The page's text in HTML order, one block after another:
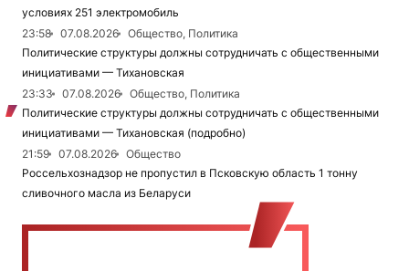
условиях 251 электромобиль
23:58
07.08.2026
Общество, Политика
Политические структуры должны сотрудничать с общественными
инициативами — Тихановская
23:33
07.08.2026
Общество, Политика
Политические структуры должны сотрудничать с общественными
инициативами — Тихановская (подробно)
21:59
07.08.2026
Общество
Россельхознадзор не пропустил в Псковскую область 1 тонну
сливочного масла из Беларуси